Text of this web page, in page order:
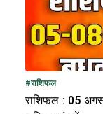
#राशिफल
राशिफल : 05